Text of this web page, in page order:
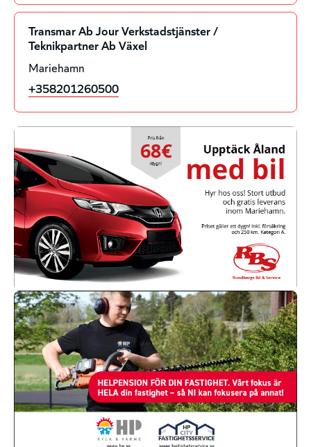
Transmar Ab Jour Verkstadstjänster /
Teknikpartner Ab Växel
Mariehamn
+358201260500